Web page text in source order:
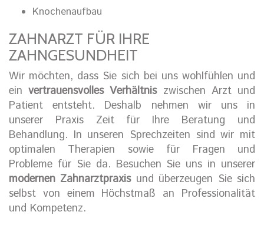
Knochenaufbau
ZAHNARZT FÜR IHRE
ZAHNGESUNDHEIT
Wir möchten, dass Sie sich bei uns wohlfühlen und
einvertrauensvolles Verhältniszwischen Arzt und
Patient entsteht. Deshalb nehmen wir uns in
unserer Praxis Zeit für Ihre Beratung und
Behandlung. In unseren Sprechzeiten sind wir mit
optimalen Therapien sowie für Fragen und
Probleme für Sie da. Besuchen Sie uns in unserer
modernen Zahnarztpraxisund überzeugen Sie sich
selbst von einem Höchstmaß an Professionalität
und Kompetenz.